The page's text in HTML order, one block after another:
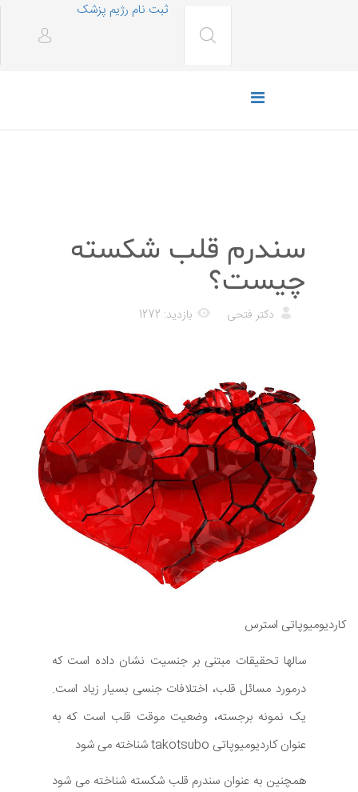
ثبت نام رژیم پزشک
سندرم قلب شکسته
چیست؟
دکتر فتحی بازدید: 1272
کاردیومیوپاتی استرس
سالها تحقیقات مبتنی بر جنسیت نشان داده است که
درمورد مسائل قلب، اختلافات جنسی بسیار زیاد است.
یک نمونه برجسته، وضعیت موقت قلب است که به
عنوان کاردیومیوپاتی takotsubo شناخته می شود
همچنین به عنوان سندرم قلب شکسته شناخته می شود